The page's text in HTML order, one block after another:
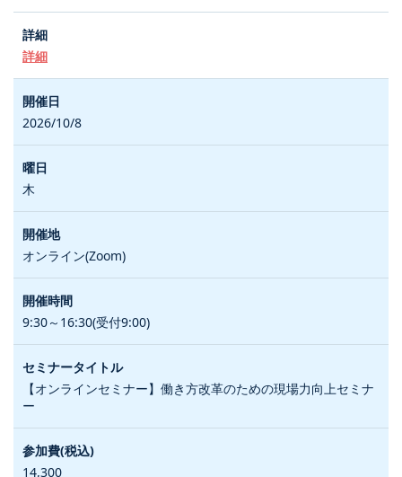
詳細
2026/10/8
木
オンライン(Zoom)
9:30～16:30(受付9:00)
【オンラインセミナー】働き方改革のための現場力向上セミナ
ー
14,300